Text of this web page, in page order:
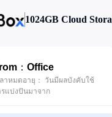
1024GB Cloud
：Office
ลาหมดอายุ： วันมีผลบังคับใช้
รแบ่งปันมาจาก